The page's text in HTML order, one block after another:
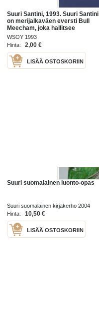
Suuri Santini, 1993. Suuri Santini
on merijalkaväen eversti Bull
Meecham, joka hallitsee
perhettään kuin koulutettua
sotilasyksikköä. Vaimo Lillian ja
neljä
WSOY 1993
Hinta:
2,00 €
LISÄÄ OSTOSKORIIN
Suuri suomalainen luonto-opas
Suuri suomalainen kirjakerho 2004
Hinta:
10,50 €
LISÄÄ OSTOSKORIIN